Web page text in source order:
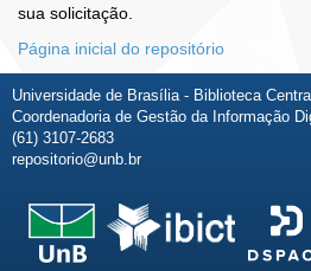
sua solicitação.
Página inicial do repositório
Universidade de Brasília - Biblioteca
Coordenadoria de Gestão da Informação
(61) 3107-2683
repositorio@unb.br